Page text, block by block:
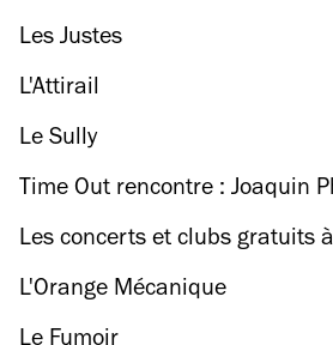
Les Justes
L'Attirail
Le Sully
Time Out rencontre : Joaquin
Les concerts et clubs gratuits
L'Orange Mécanique